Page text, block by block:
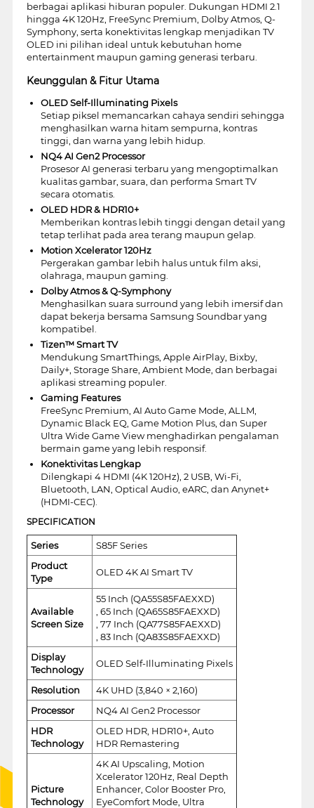
berbagai aplikasi hiburan populer. Dukungan HDMI 2.1
hingga 4K 120Hz, FreeSync Premium, Dolby Atmos, Q-
Symphony, serta konektivitas lengkap menjadikan TV
OLED ini pilihan ideal untuk kebutuhan home
entertainment maupun gaming generasi terbaru.
Keunggulan & Fitur Utama
OLED Self-Illuminating Pixels
Setiap piksel memancarkan cahaya sendiri sehingga
menghasilkan warna hitam sempurna, kontras
tinggi, dan warna yang lebih hidup.
NQ4 AI Gen2 Processor
Prosesor AI generasi terbaru yang mengoptimalkan
kualitas gambar, suara, dan performa Smart TV
secara otomatis.
OLED HDR & HDR10+
Memberikan kontras lebih tinggi dengan detail yang
tetap terlihat pada area terang maupun gelap.
Motion Xcelerator 120Hz
Pergerakan gambar lebih halus untuk film aksi,
olahraga, maupun gaming.
Dolby Atmos & Q-Symphony
Menghasilkan suara surround yang lebih imersif dan
dapat bekerja bersama Samsung Soundbar yang
kompatibel.
Tizen™ Smart TV
Mendukung SmartThings, Apple AirPlay, Bixby,
Daily+, Storage Share, Ambient Mode, dan berbagai
aplikasi streaming populer.
Gaming Features
FreeSync Premium, AI Auto Game Mode, ALLM,
Dynamic Black EQ, Game Motion Plus, dan Super
Ultra Wide Game View menghadirkan pengalaman
bermain game yang lebih responsif.
Konektivitas Lengkap
Dilengkapi 4 HDMI (4K 120Hz), 2 USB, Wi-Fi,
Bluetooth, LAN, Optical Audio, eARC, dan Anynet+
(HDMI-CEC).
SPECIFICATION
Series
S85F Series
Product
Type
OLED 4K AI Smart TV
Available
Screen Size
55 Inch (QA55S85FAEXXD)
, 65 Inch (QA65S85FAEXXD)
, 77 Inch (QA77S85FAEXXD)
, 83 Inch (QA83S85FAEXXD)
Display
Technology
OLED Self-Illuminating Pixels
Resolution
4K UHD (3,840 × 2,160)
Processor
NQ4 AI Gen2 Processor
HDR
Technology
OLED HDR, HDR10+, Auto
HDR Remastering
Picture
Technology
4K AI Upscaling, Motion
Xcelerator 120Hz, Real Depth
Enhancer, Color Booster Pro,
EyeComfort Mode, Ultra